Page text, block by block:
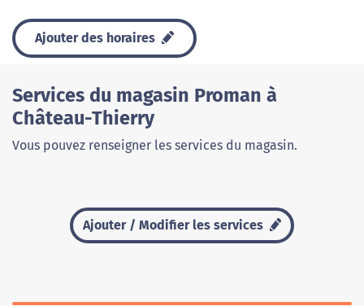
Ajouter des horaires
Services du magasin Proman à
Château-Thierry
Vous pouvez renseigner les services du magasin.
Ajouter / Modifier les services